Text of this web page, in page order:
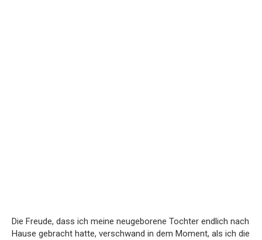
Die Freude, dass ich meine neugeborene Tochter endlich nach
Hause gebracht hatte, verschwand in dem Moment, als ich die